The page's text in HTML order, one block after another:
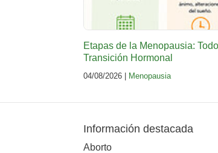
Etapas de la Menopausia:
Transición Hormonal
04/08/2026 | Menopausia
Información destacada
Aborto